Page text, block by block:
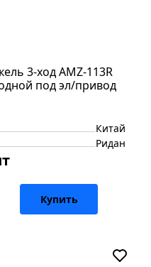
3-ход AMZ-113R
под эл/привод
Китай
Ридан
Купить